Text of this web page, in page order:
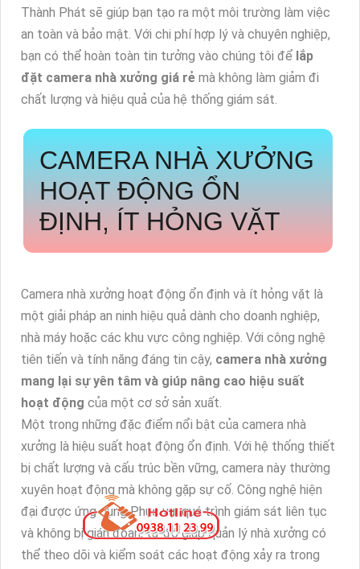
Thành Phát sẽ giúp bạn tạo ra một môi trường làm việc
an toàn và bảo mật. Với chi phí hợp lý và chuyên nghiệp,
bạn có thể hoàn toàn tin tưởng vào chúng tôi để lắp
đặt camera nhà xưởng giá rẻ mà không làm giảm đi
chất lượng và hiệu quả của hệ thống giám sát.
CAMERA NHÀ XƯỞNG
HOẠT ĐỘNG ỔN
ĐỊNH, ÍT HỎNG VẶT
Camera nhà xưởng hoạt động ổn định và ít hỏng vặt là
một giải pháp an ninh hiệu quả dành cho doanh nghiệp,
nhà máy hoặc các khu vực công nghiệp. Với công nghệ
tiên tiến và tính năng đáng tin cậy, camera nhà xưởng
mang lại sự yên tâm và giúp nâng cao hiệu suất
hoạt động của một cơ sở sản xuất.
Một trong những đặc điểm nổi bật của camera nhà
xưởng là hiệu suất hoạt động ổn định. Với hệ thống thiết
bị chất lượng và cấu trúc bền vững, camera này thường
xuyên hoạt động mà không gặp sự cố. Công nghệ hiện
đại được ứng dụng Phục vụ quá trình giám sát liên tục
và không bị gián đoạn, từ đó giúp quản lý nhà xưởng có
thể theo dõi và kiểm soát các hoạt động xảy ra trong